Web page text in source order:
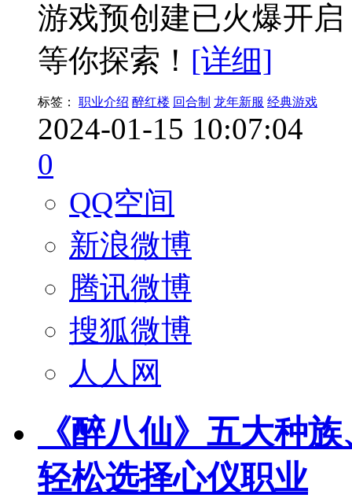
游戏预创建已火爆开
等你探索！ [详细]
标签： 职业介绍 醉红楼 回合制 龙年新服 经典游戏
2024-01-15 10:07:04
0
QQ空间
新浪微博
腾讯微博
搜狐微博
人人网
《醉八仙》五大种
轻松选择心仪职业